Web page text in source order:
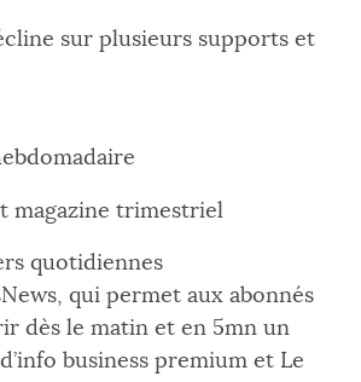
sur plusieurs supports et
magazine trimestriel
quotidiennes
qui permet aux abonnés
dès le matin et en 5mn un
business premium et Le